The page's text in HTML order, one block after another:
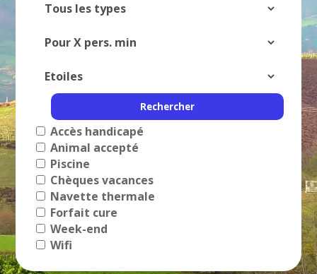
Accès handicapé
Animal accepté
Piscine
Chèques vacances
Navette thermale
Forfait cure
Week-end
Wifi